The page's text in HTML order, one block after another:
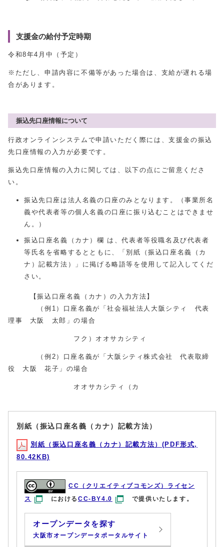
支援金の給付予定時期
令和8年4月中（予定）
※ただし、申請内容に不備等があった場合は、支給が遅れる場
合があります。
振込先口座情報について
行政オンラインシステムで申請いただく際には、支援金の振込
先口座情報の入力が必要です。
振込先口座情報の入力に関しては、以下の点にご留意くださ
い。
振込先口座は法人名義の口座のみとなります。（事業所名
義や代表者等の個人名義の口座に振り込むことはできませ
ん。）
振込口座名義（カナ）欄 は、代表者等役職名及び代表者
等氏名を省略するとともに、「別紙（振込口座名義（カ
ナ）記載方法）」に掲げる略語等を使用して記入してくだ
さい。
【振込口座名義（カナ）の入力方法】
（例1）口座名義が「社会福祉法人大阪シティ 代表
理事 大阪 太郎」の場合
フク）オオサカシティ
（例2）口座名義が「大阪シティ株式会社 代表取締
役 大阪 花子」の場合
オオサカシティ（カ
別紙（振込口座名義（カナ）記載方法）
別紙（振込口座名義（カナ）記載方法）(PDF形式,
80.42KB)
CC（クリエイティブコモンズ）ライセン
ス
におけるCC-BY4.0 で提供いたします。
オープンデータを探す
大阪市オープンデータポータルサイト